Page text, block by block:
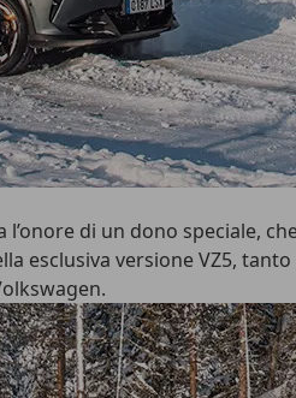
di un dono speciale,
esclusiva versione VZ5,